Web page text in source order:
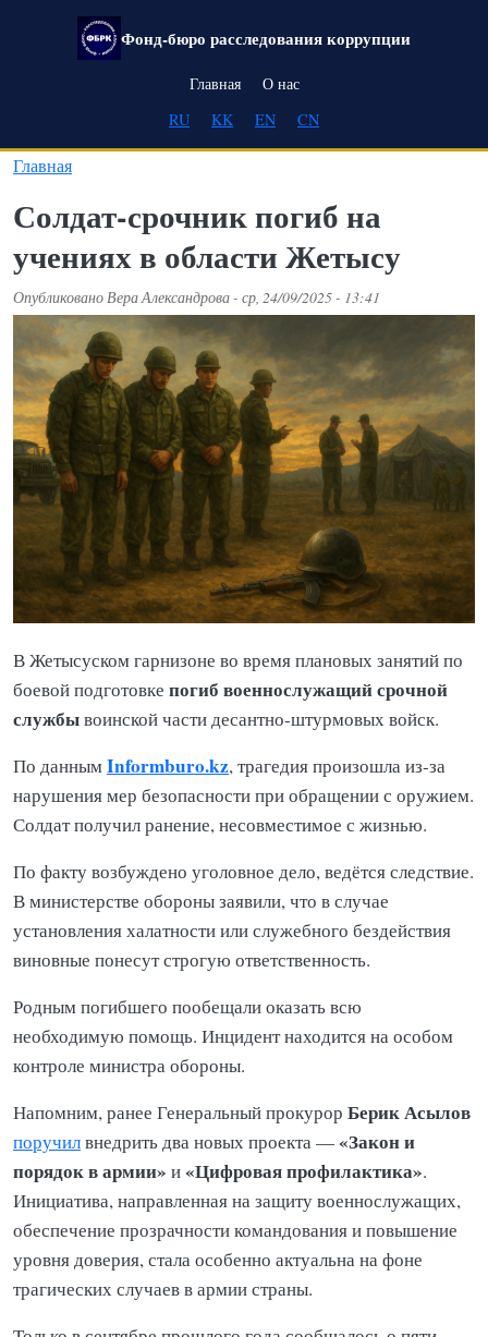
Перейти к основному содержанию
Фонд-бюро расследования коррупции
Main navigation
Главная
О нас
RU
KK EN CN
Главная
Солдат-срочник погиб на
учениях в области Жетысу
ОпубликованоВера Александрова- ср, 24/09/2025 - 13:41
В Жетысуском гарнизоне во время плановых занятий по
боевой подготовке погиб военнослужащий срочной
службывоинской части десантно-штурмовых войск.
По даннымInformburo.kz, трагедия произошла из-за
нарушения мер безопасности при обращении с оружием.
Солдат получил ранение, несовместимое с жизнью.
По факту возбуждено уголовное дело, ведётся следствие.
В министерстве обороны заявили, что в случае
установления халатности или служебного бездействия
виновные понесут строгую ответственность.
Родным погибшего пообещали оказать всю
необходимую помощь. Инцидент находится на особом
контроле министра обороны.
Напомним, ранее Генеральный прокурор Берик Асылов
поручилвнедрить два новых проекта —«Закон и
порядок в армии» и«Цифровая профилактика».
Инициатива, направленная на защиту военнослужащих,
обеспечение прозрачности командования и повышение
уровня доверия, стала особенно актуальна на фоне
трагических случаев в армии страны.